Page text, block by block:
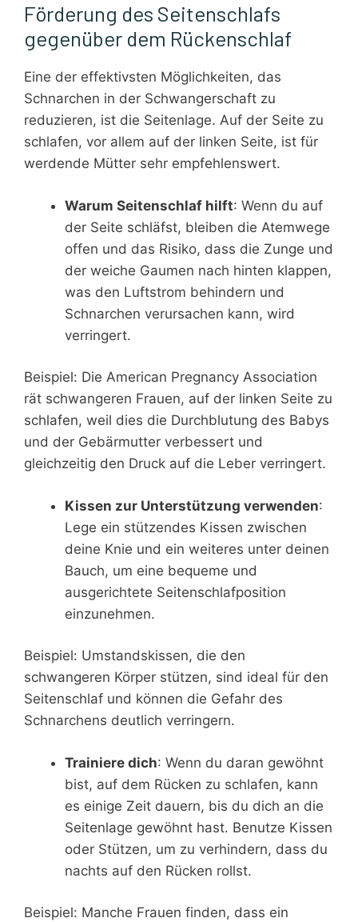
Förderung des Seitenschlafs
gegenüber dem Rückenschlaf
Eine der effektivsten Möglichkeiten, das
Schnarchen in der Schwangerschaft zu
reduzieren, ist die Seitenlage. Auf der Seite zu
schlafen, vor allem auf der linken Seite, ist für
werdende Mütter sehr empfehlenswert.
Warum Seitenschlaf hilft: Wenn du auf
der Seite schläfst, bleiben die Atemwege
offen und das Risiko, dass die Zunge und
der weiche Gaumen nach hinten klappen,
was den Luftstrom behindern und
Schnarchen verursachen kann, wird
verringert.
Beispiel: Die American Pregnancy Association
rät schwangeren Frauen, auf der linken Seite zu
schlafen, weil dies die Durchblutung des Babys
und der Gebärmutter verbessert und
gleichzeitig den Druck auf die Leber verringert.
Kissen zur Unterstützung verwenden:
Lege ein stützendes Kissen zwischen
deine Knie und ein weiteres unter deinen
Bauch, um eine bequeme und
ausgerichtete Seitenschlafposition
einzunehmen.
Beispiel: Umstandskissen, die den
schwangeren Körper stützen, sind ideal für den
Seitenschlaf und können die Gefahr des
Schnarchens deutlich verringern.
Trainiere dich: Wenn du daran gewöhnt
bist, auf dem Rücken zu schlafen, kann
es einige Zeit dauern, bis du dich an die
Seitenlage gewöhnt hast. Benutze Kissen
oder Stützen, um zu verhindern, dass du
nachts auf den Rücken rollst.
Beispiel: Manche Frauen finden, dass ein